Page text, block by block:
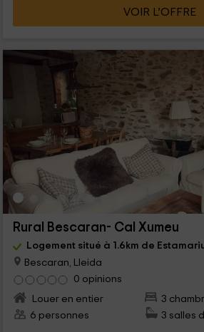
VOIR L’OFFRE
Rural Bescaran- Cal Xumeu
Logement situé à 1.6km de
Bescaran, Lleida
0 opinions
Louer en entier
3
6 personnes
3 salles